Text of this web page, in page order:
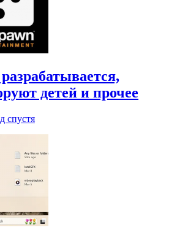
детей и прочее
спустя